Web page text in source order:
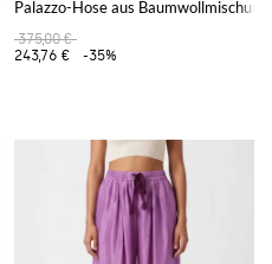
Palazzo-Hose aus Baumwollmischung
375,00 €
243,76 €
-35%